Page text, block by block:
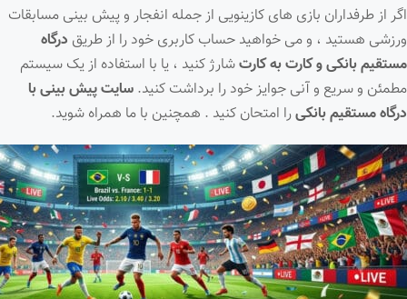
اگر از طرفداران بازی های کازینویی از جمله انفجار و پیش بینی مسابقات
ورزشی هستید ، و می خواهید حساب کاربری خود را از طریق درگاه
مستقیمبانکی و کارت به کارتشارژ کنید ، یا با استفاده از یک سیستم
مطمئن و سریع و آنی جوایز خود را برداشت کنید. سایت پیش بینی با
درگاه مستقیم بانکیرا امتحان کنید . همچنین با ما همراه شوید.